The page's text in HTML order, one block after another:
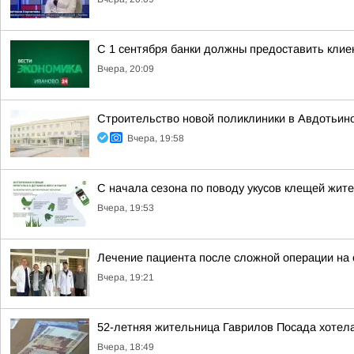
С 1 сентября банки должны предоставить
Вчера, 20:09
Строительство новой поликлиники в
Вчера, 19:58
С начала сезона по поводу укусов клещей
Вчера, 19:53
Лечение пациента после сложной операции
Вчера, 19:21
52-летняя жительница Гаврилов Посада
Вчера, 18:49